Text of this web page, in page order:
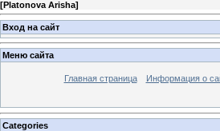
[Platonova Arisha]
Вход на сайт
Меню сайта
Главная страница Информация о
Categories